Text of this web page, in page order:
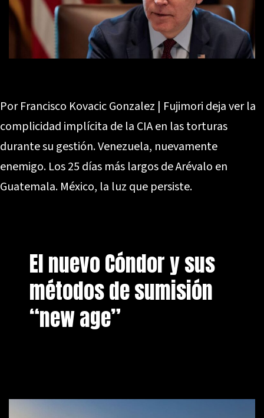
Por Francisco Kovacic Gonzalez | Fujimori deja ver la
complicidad implícita de la CIA en las torturas
durante su gestión. Venezuela, nuevamente
enemigo. Los 25 días más largos de Arévalo en
Guatemala. México, la luz que persiste.
El nuevo Cóndor y sus
métodos de sumisión
“new age”